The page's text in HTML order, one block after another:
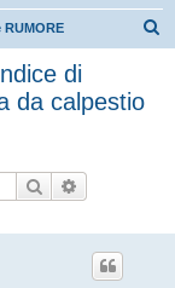
RUMORE
di
da calpestio
Cerca